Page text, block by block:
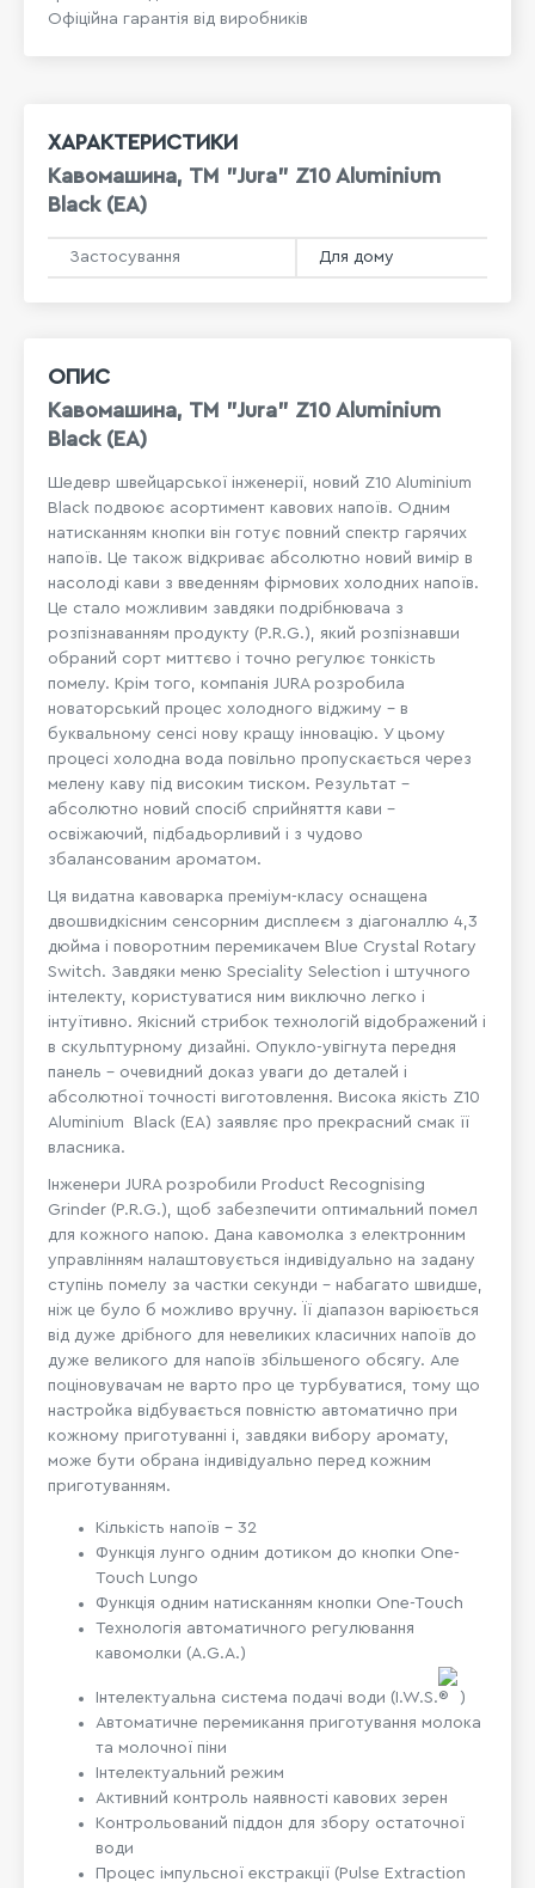
Офіційна гарантія від виробників
ОПИС
Кавомашина, TM "Jura" Z10 Aluminium
Black (EA)
Шедевр швейцарської інженерії, новий Z10 Aluminium
Black подвоює асортимент кавових напоїв. Одним
натисканням кнопки він готує повний спектр гарячих
напоїв. Це також відкриває абсолютно новий вимір в
насолоді кави з введенням фірмових холодних напоїв.
Це стало можливим завдяки подрібнювача з
розпізнаванням продукту (P.R.G.), який розпізнавши
обраний сорт миттєво і точно регулює тонкість
помелу. Крім того, компанія JURA розробила
новаторський процес холодного віджиму - в
буквальному сенсі нову кращу інновацію. У цьому
процесі холодна вода повільно пропускається через
мелену каву під високим тиском. Результат -
абсолютно новий спосіб сприйняття кави -
освіжаючий, підбадьорливий і з чудово
збалансованим ароматом.
Ця видатна кавоварка преміум-класу оснащена
двошвидкісним сенсорним дисплеєм з діагоналлю 4,3
дюйма і поворотним перемикачем Blue Crystal Rotary
Switch. Завдяки меню Speciality Selection і штучного
інтелекту, користуватися ним виключно легко і
інтуїтивно. Якісний стрибок технологій відображений і
в скульптурному дизайні. Опукло-увігнута передня
панель - очевидний доказ уваги до деталей і
абсолютної точності виготовлення. Висока якість Z10
Aluminium Black (EA) заявляє про прекрасний смак її
власника.
Інженери JURA розробили Product Recognising
Grinder (P.R.G.), щоб забезпечити оптимальний помел
для кожного напою. Дана кавомолка з електронним
управлінням налаштовується індивідуально на задану
ступінь помелу за частки секунди - набагато швидше,
ніж це було б можливо вручну. Її діапазон варіюється
від дуже дрібного для невеликих класичних напоїв до
дуже великого для напоїв збільшеного обсягу. Але
поціновувачам не варто про це турбуватися, тому що
настройка відбувається повністю автоматично при
кожному приготуванні і, завдяки вибору аромату,
може бути обрана індивідуально перед кожним
приготуванням.
Кількість напоїв – 32
Функція лунго одним дотиком до кнопки One-
Touch Lungo
Функція одним натисканням кнопки One-Touch
Технологія автоматичного регулювання
кавомолки (A.G.A.)
Інтелектуальна система подачі води (I.W.S.
)
Автоматичне перемикання приготування молока
та молочної піни
Інтелектуальний режим
Активний контроль наявності кавових зерен
Контрольований піддон для збору остаточної
води
Процес імпульсної екстракції (Pulse Extraction
ХАРАКТЕРИСТИКИ
Кавомашина, TM "Jura" Z10 Aluminium
Black (EA)
Застосування Для дому